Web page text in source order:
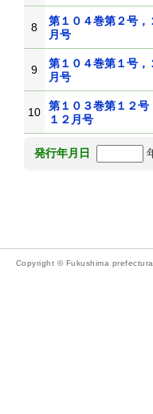
8
第１０４巻第２号，
月号
9
第１０４巻第１号，
月号
10
第１０３巻第１２号
１２月号
発行年月日
Copyright © Fukushima